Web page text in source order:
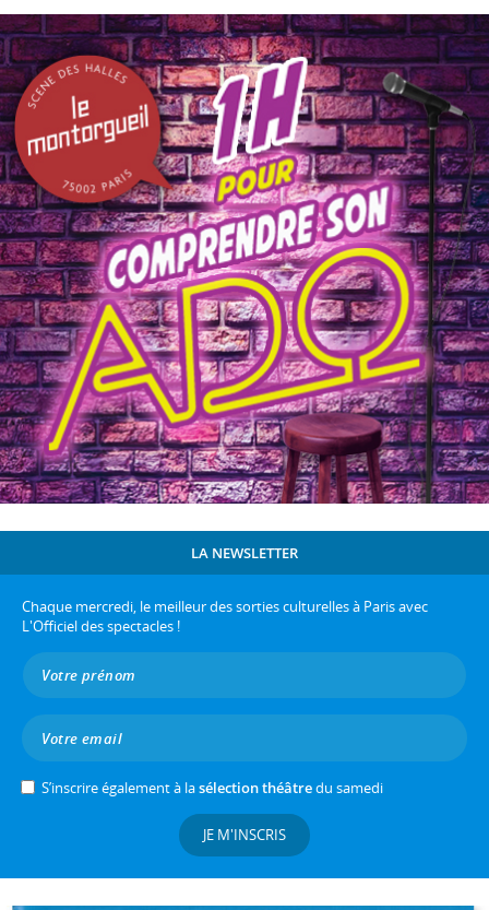
LA NEWSLETTER
Chaque mercredi, le meilleur des sorties culturelles à Paris avec
L'Officiel des spectacles !
S’inscrire également à lasélection théâtredu samedi
JE M'INSCRIS